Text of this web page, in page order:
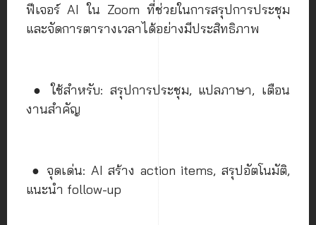
ฟีเจอร์ AI ใน Zoom ที่ช่วยในการสรุปการประชุม
และจัดการตารางเวลาได้อย่างมีประสิทธิภาพ
● ใช้สำหรับ: สรุปการประชุม, แปลภาษา, เตือน
งานสำคัญ
● จุดเด่น: AI สร้าง action items, สรุปอัตโนมัติ,
แนะนำ follow-up